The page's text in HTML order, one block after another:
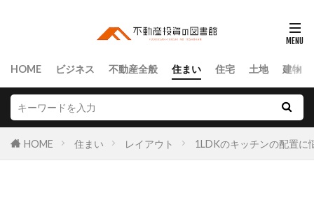
HOME ビジネス 不動産全般 住まい 住宅 土地 建物
HOME 住まい レイアウト 1LDKのキッチンの配置に